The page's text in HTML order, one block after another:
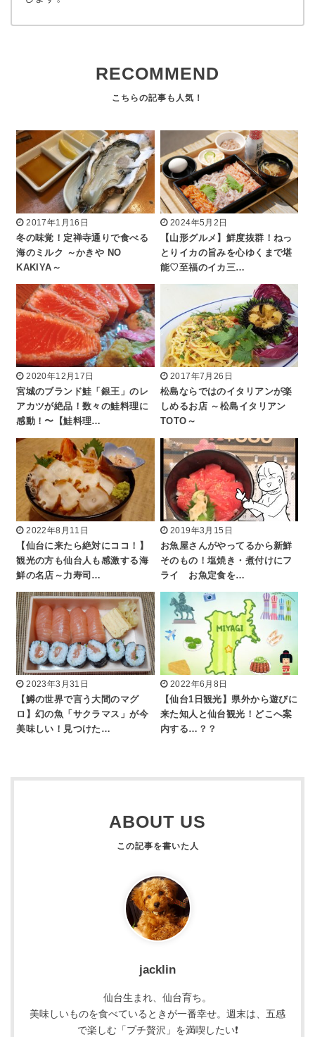
RECOMMEND
2017年1月16日
冬の味覚！定禅寺通りで食べる
海のミルク ～かきや NO
KAKIYA～
2024年5月2日
【山形グルメ】鮮度抜群！ねっ
とりイカの旨みを心ゆくまで堪
能♡至福のイカ三…
2020年12月17日
宮城のブランド鮭「銀王」のレ
アカツが絶品！数々の鮭料理に
感動！〜【鮭料理…
2017年7月26日
松島ならではのイタリアンが楽
しめるお店 ～松島イタリアン
TOTO～
2022年8月11日
【仙台に来たら絶対にココ！】
観光の方も仙台人も感激する海
鮮の名店～力寿司…
2019年3月15日
お魚屋さんがやってるから新鮮
そのもの！塩焼き・煮付けにフ
ライ お魚定食を…
2023年3月31日
【鱒の世界で言う大間のマグ
ロ】幻の魚「サクラマス」が今
美味しい！見つけた…
2022年6月8日
【仙台1日観光】県外から遊びに
来た知人と仙台観光！どこへ案
内する…？？
ABOUT US
jacklin
仙台生まれ、仙台育ち。
美味しいものを食べているときが一番幸せ。週末は、五感
で楽しむ「プチ贅沢」を満喫したい❗